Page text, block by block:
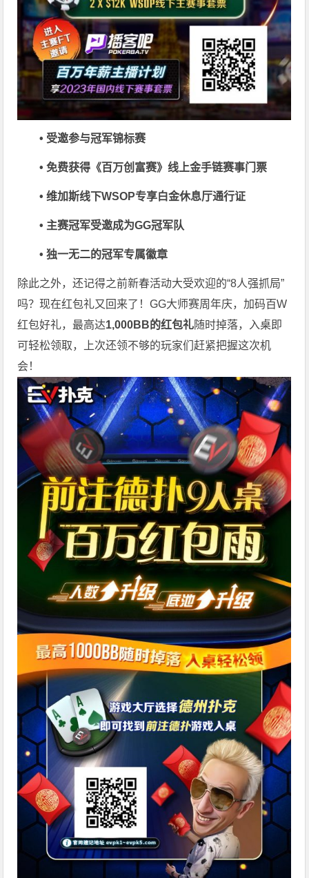
• 受邀参与冠军锦标赛
• 免费获得《百万创富赛》线上金手链赛事门票
• 维加斯线下WSOP专享白金休息厅通行证
• 主赛冠军受邀成为GG冠军队
• 独一无二的冠军专属徽章
除此之外，还记得之前新春活动大受欢迎的“8人强抓局”
吗？现在红包礼又回来了！GG大师赛周年庆，加码百W
红包好礼，最高达1,000BB的红包礼随时掉落，入桌即
可轻松领取，上次还领不够的玩家们赶紧把握这次机
会！